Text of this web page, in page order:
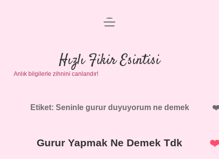
Anasayfa
Gizlilik Politikası
Yasal Uyarı
menüyü
Hızlı Fikir Esintisi
Anlık bilgilerle zihnini canlandır!
Etiket: Seninle gurur duyuyorum ne demek
Gurur Yapmak Ne Demek Tdk